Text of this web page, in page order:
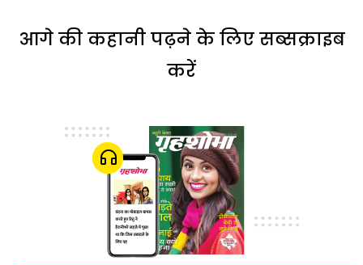
आगे की कहानी पढ़ने के लिए सब्सक्राइब
करें